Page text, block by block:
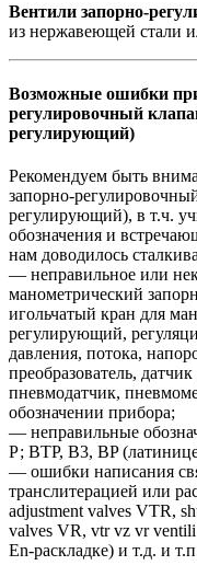
Вентили запорно-
из нержавеющей стали
Возможные ошибки
регулировочный
регулирующий)
Рекомендуем быть
запорно-
регулирующий), в т.ч.
обозначения и
нам доводилось
— неправильное или
манометрический
игольчатый кран для
регулирующий,
давления, потока,
преобразователь,
пневмодатчик,
обозначении прибора;
— неправильные
Р; BTP, B3, BP
— ошибки написания
транслитерацией или
adjustment valves VTR,
valves VR, vtr vz vr
En-раскладке) и т.д. и